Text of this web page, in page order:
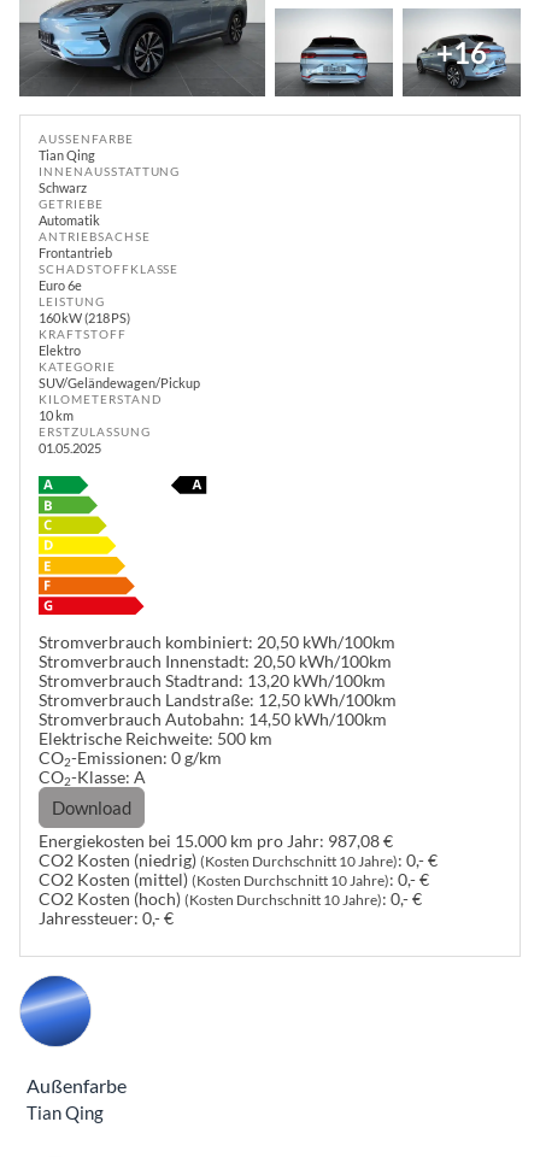
+16
AUSSENFARBE
Tian Qing
INNENAUSSTATTUNG
Schwarz
GETRIEBE
Automatik
ANTRIEBSACHSE
Frontantrieb
SCHADSTOFFKLASSE
Euro 6e
LEISTUNG
160 kW (218 PS)
KRAFTSTOFF
Elektro
KATEGORIE
SUV/Geländewagen/Pickup
KILOMETERSTAND
10 km
ERSTZULASSUNG
01.05.2025
Stromverbrauch kombiniert: 20,50 kWh/100km
Stromverbrauch Innenstadt: 20,50 kWh/100km
Stromverbrauch Stadtrand: 13,20 kWh/100km
Stromverbrauch Landstraße: 12,50 kWh/100km
Stromverbrauch Autobahn: 14,50 kWh/100km
Elektrische Reichweite: 500 km
CO2-Emissionen: 0 g/km
CO2-Klasse: A
Download
Energiekosten bei 15.000 km pro Jahr: 987,08 €
CO2 Kosten (niedrig) (Kosten Durchschnitt 10 Jahre): 0,- €
CO2 Kosten (mittel) (Kosten Durchschnitt 10 Jahre): 0,- €
CO2 Kosten (hoch) (Kosten Durchschnitt 10 Jahre): 0,- €
Jahressteuer: 0,- €
Außenfarbe
Tian Qing